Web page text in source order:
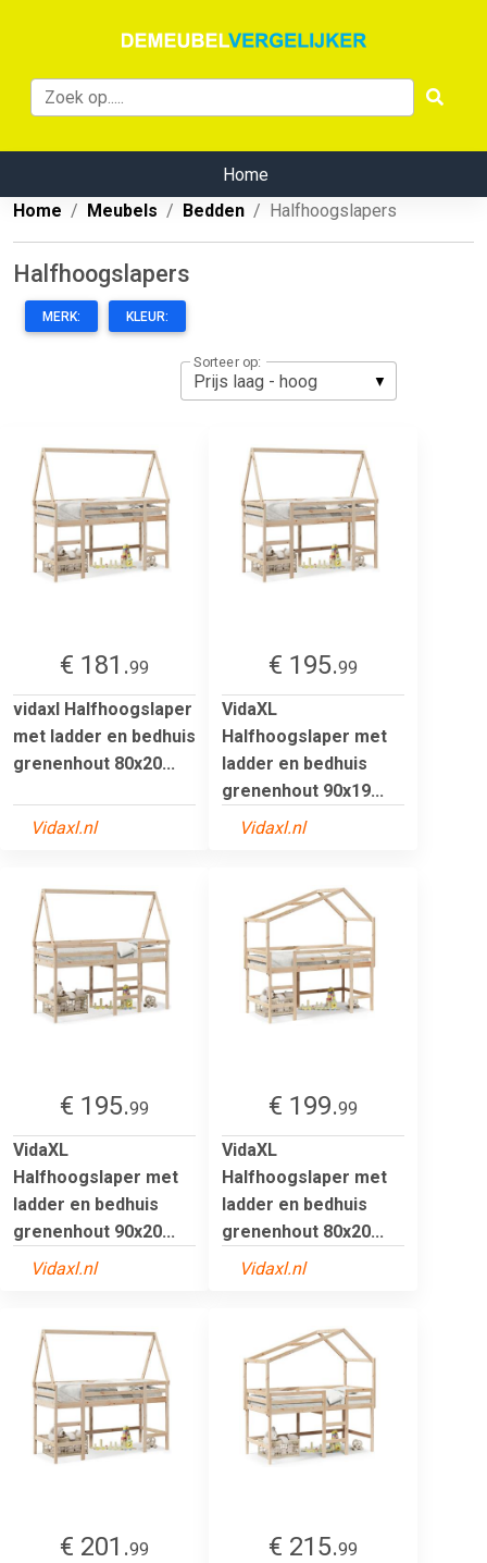
Home
Home
Meubels Bedden Halfhoogslapers
Halfhoogslapers
MERK: KLEUR:
Sorteer op:
€ 181.99
vidaxl Halfhoogslaper
met ladder en bedhuis
grenenhout 80x20...
Vidaxl.nl
€ 195.99
VidaXL
Halfhoogslaper met
ladder en bedhuis
grenenhout 90x19...
Vidaxl.nl
€ 195.99
VidaXL
Halfhoogslaper met
ladder en bedhuis
grenenhout 90x20...
Vidaxl.nl
€ 199.99
VidaXL
Halfhoogslaper met
ladder en bedhuis
grenenhout 80x20...
Vidaxl.nl
€ 201.99
€ 215.99